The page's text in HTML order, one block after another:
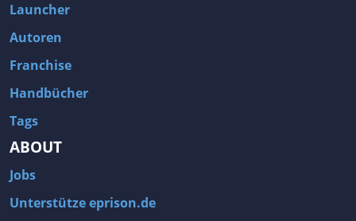
Launcher
Autoren
Franchise
Handbücher
Tags
ABOUT
Jobs
Unterstütze eprison.de